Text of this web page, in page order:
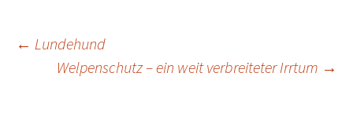
Beitragsnavigation
← Lundehund
Welpenschutz – ein weit verbreiteter Irrtum →